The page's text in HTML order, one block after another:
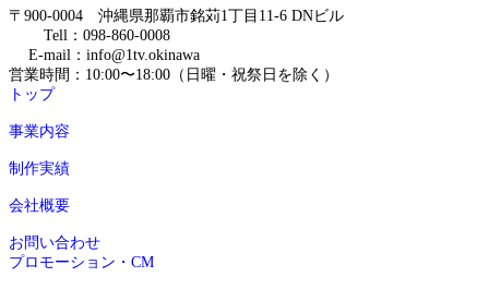
〒900-0004 沖縄県那覇市銘苅1丁目11-6 DNビル
Tell：098-860-0008
E-mail：info@1tv.okinawa
営業時間：10:00〜18:00（日曜・祝祭日を除く）
トップ
事業内容
制作実績
会社概要
お問い合わせ
プロモーション・CM